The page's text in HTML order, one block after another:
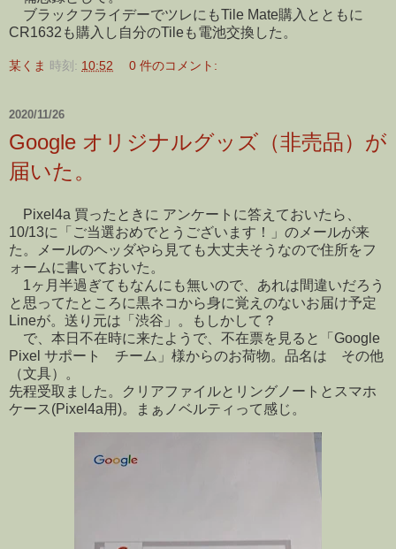
ブラックフライデーでツレにもTile Mate購入とともに
CR1632も購入し自分のTileも電池交換した。
某くま 時刻: 10:52 0 件のコメント:
2020/11/26
Google オリジナルグッズ（非売品）が
届いた。
Pixel4a 買ったときに アンケートに答えておいたら、
10/13に「ご当選おめでとうございます！」のメールが来
た。メールのヘッダやら見ても大丈夫そうなので住所をフ
ォームに書いておいた。
1ヶ月半過ぎてもなんにも無いので、あれは間違いだろう
と思ってたところに黒ネコから身に覚えのないお届け予定
Lineが。送り元は「渋谷」。もしかして？
で、本日不在時に来たようで、不在票を見ると「Google
Pixel サポート チーム」様からのお荷物。品名は その他
（文具）。
先程受取ました。クリアファイルとリングノートとスマホ
ケース(Pixel4a用)。まぁノベルティって感じ。